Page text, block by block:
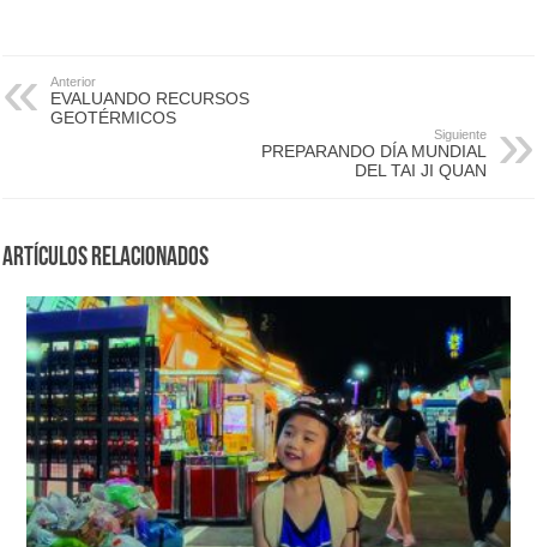
Anterior
EVALUANDO RECURSOS
GEOTÉRMICOS
Siguiente
PREPARANDO DÍA MUNDIAL
DEL TAI JI QUAN
Artículos Relacionados